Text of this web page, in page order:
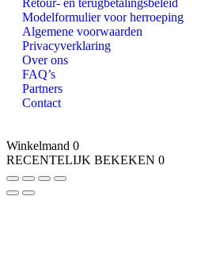
Modelformulier voor herroeping
Algemene voorwaarden
Privacyverklaring
Over ons
FAQ’s
Partners
Contact
Winkelmand 0
RECENTELIJK BEKEKEN 0